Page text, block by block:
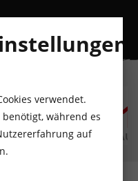
SO
9
AUGUST
MO
10
AUGUST
verwendet.
während es
auf